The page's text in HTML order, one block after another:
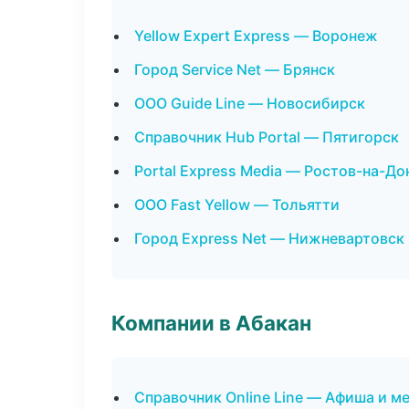
Yellow Expert Express — Воронеж
Город Service Net — Брянск
ООО Guide Line — Новосибирск
Справочник Hub Portal — Пятигорск
Portal Express Media — Ростов-на-
ООО Fast Yellow — Тольятти
Город Express Net — Нижневартовск
Компании в Абакан
Справочник Online Line — Афиша и